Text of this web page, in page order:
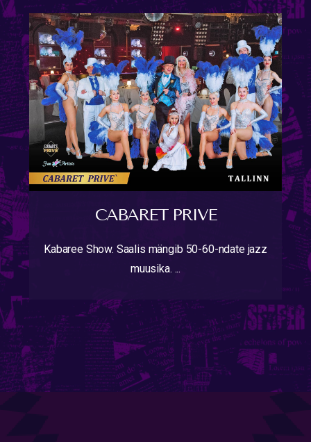
CABARET PRIVE
Kabaree Show. Saalis mängib 50-60-ndate jazz
muusika. ...